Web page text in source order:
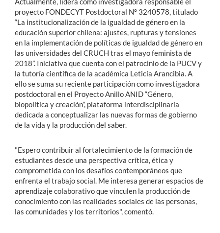
proyecto FONDECYT Postdoctoral N° 3240578, titulado
“La institucionalización de la igualdad de género en la
educación superior chilena: ajustes, rupturas y tensiones
en la implementación de políticas de igualdad de género en
las universidades del CRUCH tras el mayo feminista de
2018”. Iniciativa que cuenta con el patrocinio de la PUCV y
la tutoría científica de la académica Leticia Arancibia. A
ello se suma su reciente participación como investigadora
postdoctoral en el Proyecto Anillo ANID “Género,
biopolítica y creación”, plataforma interdisciplinaria
dedicada a conceptualizar las nuevas formas de gobierno
de la vida y la producción del saber.
"Espero contribuir al fortalecimiento de la formación de
estudiantes desde una perspectiva crítica, ética y
comprometida con los desafíos contemporáneos que
enfrenta el trabajo social. Me interesa generar espacios de
aprendizaje colaborativo que vinculen la producción de
conocimiento con las realidades sociales de las personas,
las comunidades y los territorios", comentó.